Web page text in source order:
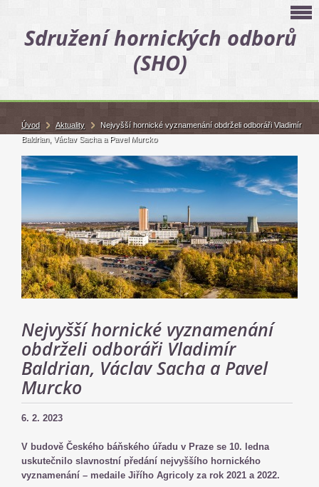
Sdružení hornických odborů
(SHO)
Nejvyšší hornické vyznamenání
obdrželi odboráři Vladimír
Baldrian, Václav Sacha a Pavel
Murcko
6. 2. 2023
V budově Českého báňského úřadu v Praze se 10. ledna
uskutečnilo slavnostní předání nejvyššího hornického
vyznamenání – medaile Jiřího Agricoly za rok 2021 a 2022.
Úvod Aktuality
Nejvyšší hornické vyznamenání obdrželi odboráři Vladimír
Baldrian, Václav Sacha a Pavel Murcko